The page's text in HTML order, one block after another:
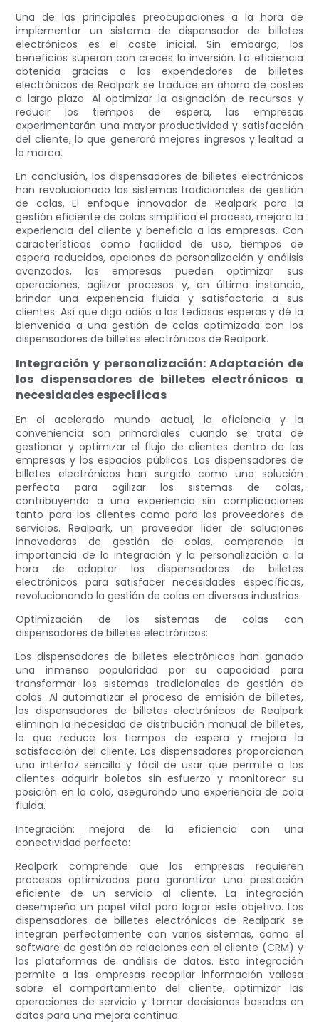
Una de las principales preocupaciones a la hora de
implementar un sistema de dispensador de billetes
electrónicos es el coste inicial. Sin embargo, los
beneficios superan con creces la inversión. La eficiencia
obtenida gracias a los expendedores de billetes
electrónicos de Realpark se traduce en ahorro de costes
a largo plazo. Al optimizar la asignación de recursos y
reducir los tiempos de espera, las empresas
experimentarán una mayor productividad y satisfacción
del cliente, lo que generará mejores ingresos y lealtad a
la marca.
En conclusión, los dispensadores de billetes electrónicos
han revolucionado los sistemas tradicionales de gestión
de colas. El enfoque innovador de Realpark para la
gestión eficiente de colas simplifica el proceso, mejora la
experiencia del cliente y beneficia a las empresas. Con
características como facilidad de uso, tiempos de
espera reducidos, opciones de personalización y análisis
avanzados, las empresas pueden optimizar sus
operaciones, agilizar procesos y, en última instancia,
brindar una experiencia fluida y satisfactoria a sus
clientes. Así que diga adiós a las tediosas esperas y dé la
bienvenida a una gestión de colas optimizada con los
dispensadores de billetes electrónicos de Realpark.
Integración y personalización: Adaptación de
los dispensadores de billetes electrónicos a
necesidades específicas
En el acelerado mundo actual, la eficiencia y la
conveniencia son primordiales cuando se trata de
gestionar y optimizar el flujo de clientes dentro de las
empresas y los espacios públicos. Los dispensadores de
billetes electrónicos han surgido como una solución
perfecta para agilizar los sistemas de colas,
contribuyendo a una experiencia sin complicaciones
tanto para los clientes como para los proveedores de
servicios. Realpark, un proveedor líder de soluciones
innovadoras de gestión de colas, comprende la
importancia de la integración y la personalización a la
hora de adaptar los dispensadores de billetes
electrónicos para satisfacer necesidades específicas,
revolucionando la gestión de colas en diversas industrias.
Optimización de los sistemas de colas con
dispensadores de billetes electrónicos:
Los dispensadores de billetes electrónicos han ganado
una inmensa popularidad por su capacidad para
transformar los sistemas tradicionales de gestión de
colas. Al automatizar el proceso de emisión de billetes,
los dispensadores de billetes electrónicos de Realpark
eliminan la necesidad de distribución manual de billetes,
lo que reduce los tiempos de espera y mejora la
satisfacción del cliente. Los dispensadores proporcionan
una interfaz sencilla y fácil de usar que permite a los
clientes adquirir boletos sin esfuerzo y monitorear su
posición en la cola, asegurando una experiencia de cola
fluida.
Integración: mejora de la eficiencia con una
conectividad perfecta:
Realpark comprende que las empresas requieren
procesos optimizados para garantizar una prestación
eficiente de un servicio al cliente. La integración
desempeña un papel vital para lograr este objetivo. Los
dispensadores de billetes electrónicos de Realpark se
integran perfectamente con varios sistemas, como el
software de gestión de relaciones con el cliente (CRM) y
las plataformas de análisis de datos. Esta integración
permite a las empresas recopilar información valiosa
sobre el comportamiento del cliente, optimizar las
operaciones de servicio y tomar decisiones basadas en
datos para una mejora continua.